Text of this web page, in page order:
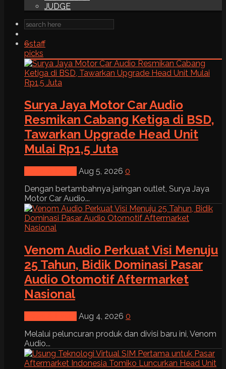
JUDGE
6staff
picks
Surya Jaya Motor Car Audio
Resmikan Cabang Ketiga di BSD,
Tawarkan Upgrade Head Unit
Mulai Rp1,5 Juta
Aug 5, 2026 0
Dengan bertambahnya jaringan outlet, Surya Jaya
Motor Car Audio...
Venom Audio Perkuat Visi Menuju
25 Tahun, Bidik Dominasi Pasar
Audio Otomotif Aftermarket
Nasional
Aug 4, 2026 0
Melalui peluncuran produk dan divisi baru ini, Venom
Audio...